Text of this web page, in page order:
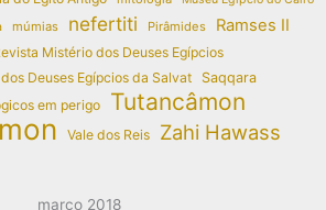
múmias nefertiti Pirâmides Ramses II
Mistério dos Deuses Egípcios
Deuses Egípcios da Salvat
Saqqara
em perigo
Tutancâmon
Vale dos Reis Zahi Hawass
março 2018